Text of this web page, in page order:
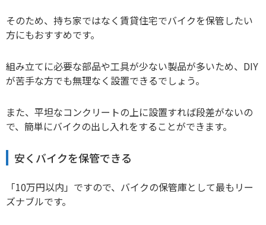
そのため、持ち家ではなく賃貸住宅でバイクを保管したい
方にもおすすめです。
組み立てに必要な部品や工具が少ない製品が多いため、DIY
が苦手な方でも無理なく設置できるでしょう。
また、平坦なコンクリートの上に設置すれば段差がないの
で、簡単にバイクの出し入れをすることができます。
安くバイクを保管できる
「10万円以内」ですので、バイクの保管庫として最もリー
ズナブルです。